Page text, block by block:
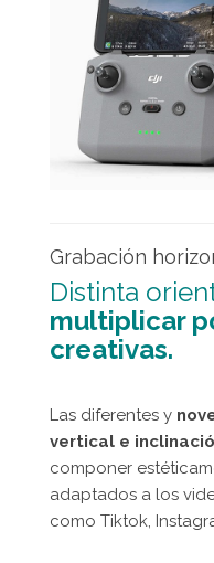
Grabación
Distinta
multiplicar
creativas.
Las diferentes y
vertical e
componer
adaptados a los
como Tiktok,